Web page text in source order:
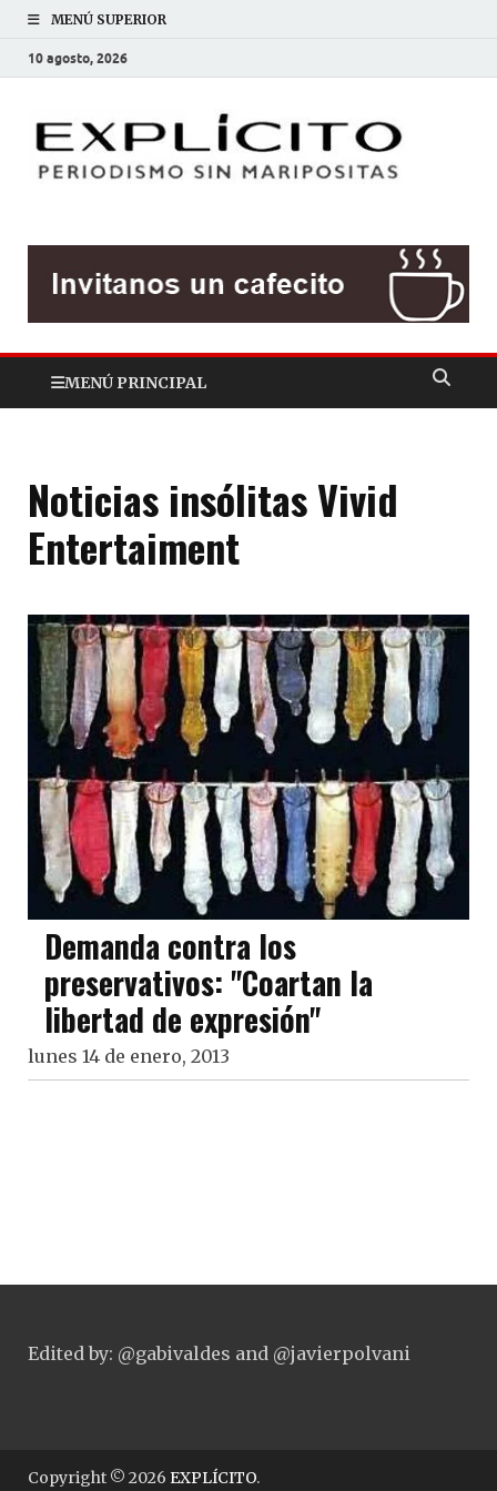
MENÚ SUPERIOR
10 agosto, 2026
MENÚ PRINCIPAL
Noticias insólitas Vivid
Entertaiment
Demanda contra los
preservativos: "Coartan la
libertad de expresión"
lunes 14 de enero, 2013
Edited by: @gabivaldes and @javierpolvani
Copyright © 2026 EXPLÍCITO.